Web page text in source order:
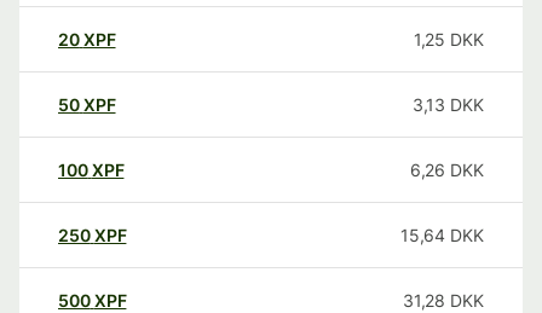
20XPF 1,25 DKK
50XPF 3,13 DKK
100XPF 6,26 DKK
250XPF 15,64 DKK
500XPF 31,28 DKK